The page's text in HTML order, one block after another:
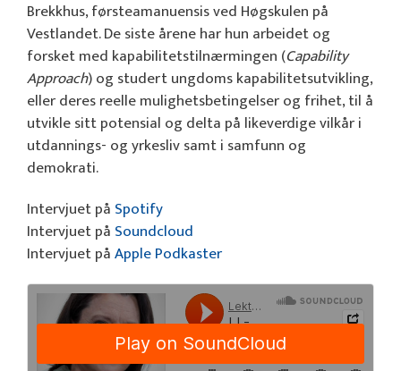
Brekkhus, førsteamanuensis ved Høgskulen på
Vestlandet. De siste årene har hun arbeidet og
forsket med kapabilitetstilnærmingen (Capability
Approach) og studert ungdoms kapabilitetsutvikling,
eller deres reelle mulighetsbetingelser og frihet, til å
utvikle sitt potensial og delta på likeverdige vilkår i
utdannings- og yrkesliv samt i samfunn og
demokrati.
Intervjuet på Spotify
Intervjuet på Soundcloud
Intervjuet påApple Podkaster